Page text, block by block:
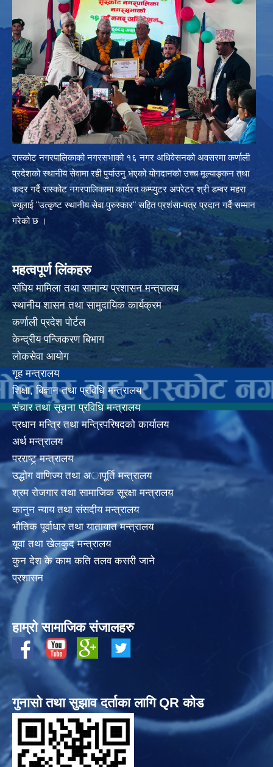
रास्कोट नगरपालिकाको नगरसभाको १६ नगर अधिवेसनको अवसरमा कर्णाली
प्रदेशको स्थानीय सेवामा रही पुर्याउनु भएको योगदानको उच्च मूल्याङ्कन तथा
कदर गर्दै रास्कोट नगरपालिकामा कार्यरत कम्प्युटर अपरेटर श्री डम्वर महरा
ज्यूलाई "उत्कृष्ट स्थानीय सेवा पुरुस्कार" सहित प्रशंसा-पत्र प्रदान गर्दै सम्मान
गरेको छ ।
महत्वपूर्ण लिंकहरु
संघिय मामिला तथा सामान्य प्रशासन मन्त्रालय
स्थानीय शासन तथा सामुदायिक कार्यक्रम
कर्णाली प्रदेश पोर्टल
केन्द्रीय पन्जिकरण बिभाग
लोकसेवा आयोग
गृह मन्त्रालय
शिक्षा, बिज्ञान तथा प्रविधि मन्त्रालय
संचार तथा सूचना प्रविधि मन्त्रालय
प्रधान मन्त्रि तथा मन्त्रिपरिषदको कार्यालय
अर्थ मन्त्रालय
परराष्ट्र् मन्त्रालय
उद्धोग वाणिज्य तथा अापूर्ति मन्त्रालय
श्रम रोजगार तथा सामाजिक सूरक्षा मन्त्रालय
कानुन न्याय तथा संसदीय मन्त्रालय
भाैतिक पूर्वाधार तथा यातायात मन्त्रालय
यूवा तथा खेलकुद मन्त्रालय
कुन देश के काम कति तलव कसरी जाने
प्रशासन
हाम्रो सामाजिक संजालहरु
गुनासो तथा सुझाव दर्ताका लागि QR कोड